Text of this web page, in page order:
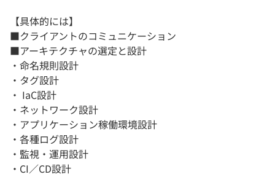
【具体的には】
■クライアントのコミュニケーション
■アーキテクチャの選定と設計
・命名規則設計
・タグ設計
・ IaC設計
・ネットワーク設計
・アプリケーション稼働環境設計
・各種ログ設計
・監視・運用設計
・CI／CD設計